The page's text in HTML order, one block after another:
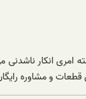
امری انکار
و مشاوره